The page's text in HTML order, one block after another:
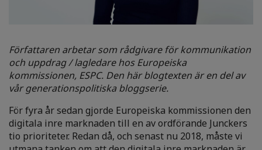
Författaren arbetar som rådgivare för kommunikation
och uppdrag / lagledare hos Europeiska
kommissionen, ESPC. Den här blogtexten är en del av
vår generationspolitiska bloggserie.
För fyra år sedan gjorde Europeiska kommissionen den
digitala inre marknaden till en av ordförande Junckers
tio prioriteter. Redan då, och senast nu 2018, måste vi